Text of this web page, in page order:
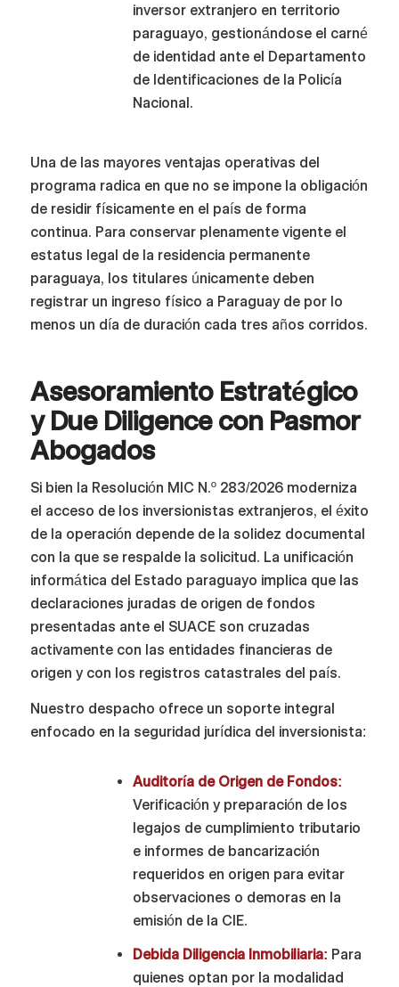
inversor extranjero en territorio
paraguayo, gestionándose el carné
de identidad ante el Departamento
de Identificaciones de la Policía
Nacional.
Una de las mayores ventajas operativas del
programa radica en que no se impone la obligación
de residir físicamente en el país de forma
continua. Para conservar plenamente vigente el
estatus legal de la residencia permanente
paraguaya, los titulares únicamente deben
registrar un ingreso físico a Paraguay de por lo
menos un día de duración cada tres años corridos.
Asesoramiento Estratégico
y Due Diligence con Pasmor
Abogados
Si bien la Resolución MIC N.º 283/2026 moderniza
el acceso de los inversionistas extranjeros, el éxito
de la operación depende de la solidez documental
con la que se respalde la solicitud. La unificación
informática del Estado paraguayo implica que las
declaraciones juradas de origen de fondos
presentadas ante el SUACE son cruzadas
activamente con las entidades financieras de
origen y con los registros catastrales del país.
Nuestro despacho ofrece un soporte integral
enfocado en la seguridad jurídica del inversionista:
Auditoría de Origen de Fondos:
Verificación y preparación de los
legajos de cumplimiento tributario
e informes de bancarización
requeridos en origen para evitar
observaciones o demoras en la
emisión de la CIE.
Debida Diligencia Inmobiliaria: Para
quienes optan por la modalidad